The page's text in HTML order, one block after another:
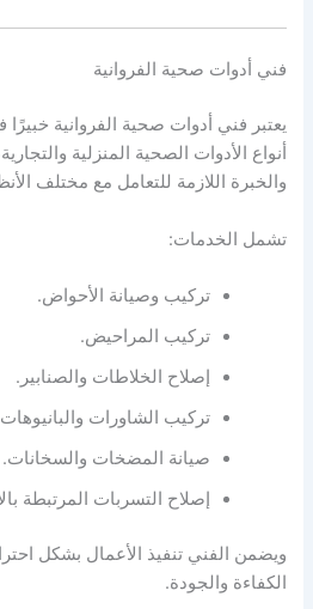
فني أدوات صحية الفروانية
يعتبر فني أدوات صحية الفروانية
أنواع الأدوات الصحية المنزلية
والخبرة اللازمة للتعامل مع مختلف
تشمل الخدمات:
تركيب وصيانة الأحواض.
تركيب المراحيض.
إصلاح الخلاطات والصنابير.
تركيب الشاورات
صيانة المضخات والسخانات.
إصلاح التسربات المرتبطة
ويضمن الفني تنفيذ الأعمال بشكل
الكفاءة والجودة.